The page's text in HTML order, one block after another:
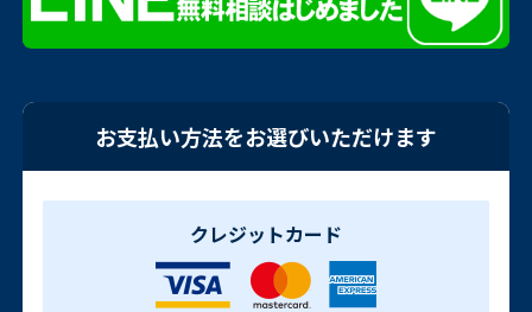
お支払い方法をお選びいただけます
クレジットカード